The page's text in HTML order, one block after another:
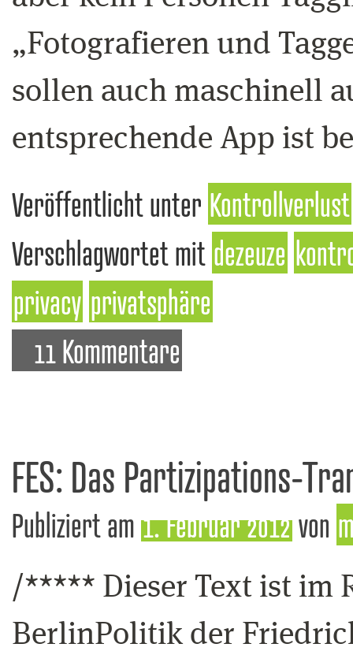
„Fotografieren und
sollen auch maschinell
entsprechende App ist
Veröffentlicht unter Kontrollverlust
Verschlagwortet mit dezeuze
privacy privatsphäre
11 Kommentare
FES: Das Partizipations-
Publiziert am 1. Februar 2012von
/***** Dieser Text ist im
BerlinPolitik der